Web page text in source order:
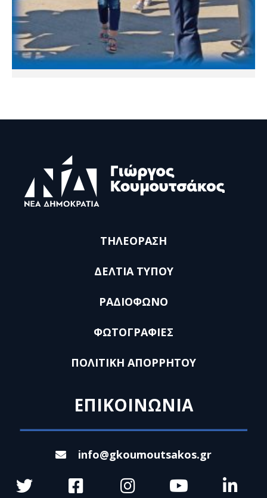
ΤΗΛΕΟΡΑΣΗ
ΔΕΛΤΙΑ ΤΥΠΟΥ
ΡΑΔΙΟΦΩΝΟ
ΦΩΤΟΓΡΑΦΙΕΣ
ΠΟΛΙΤΙΚΗ ΑΠΟΡΡΗΤΟΥ
ΕΠΙΚΟΙΝΩΝΙΑ
info@gkoumoutsakos.gr